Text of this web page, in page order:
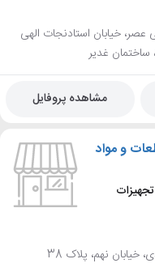
ولی عصر، خیابان استادنجات الهی
مشاهده پروفایل
و مواد